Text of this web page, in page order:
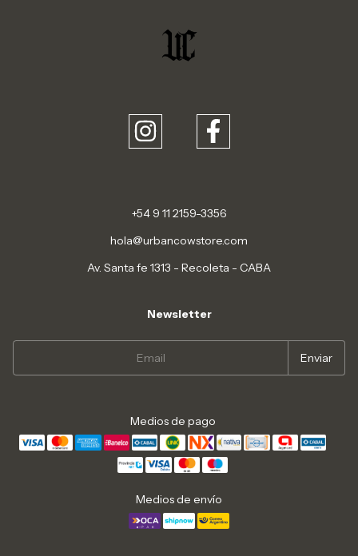
+54 9 11 2159-3356
hola@urbancowstore.com
Av. Santa fe 1313 - Recoleta - CABA
Newsletter
Medios de pago
Medios de envío